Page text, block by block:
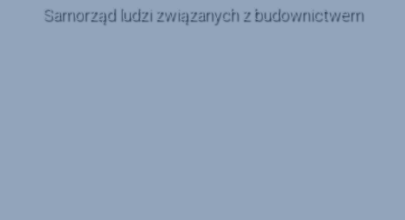
Samorząd ludzi związanych z budownictwem